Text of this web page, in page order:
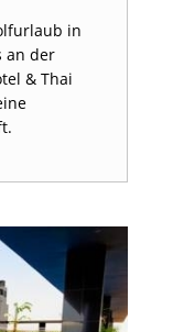
in
an der
& Thai